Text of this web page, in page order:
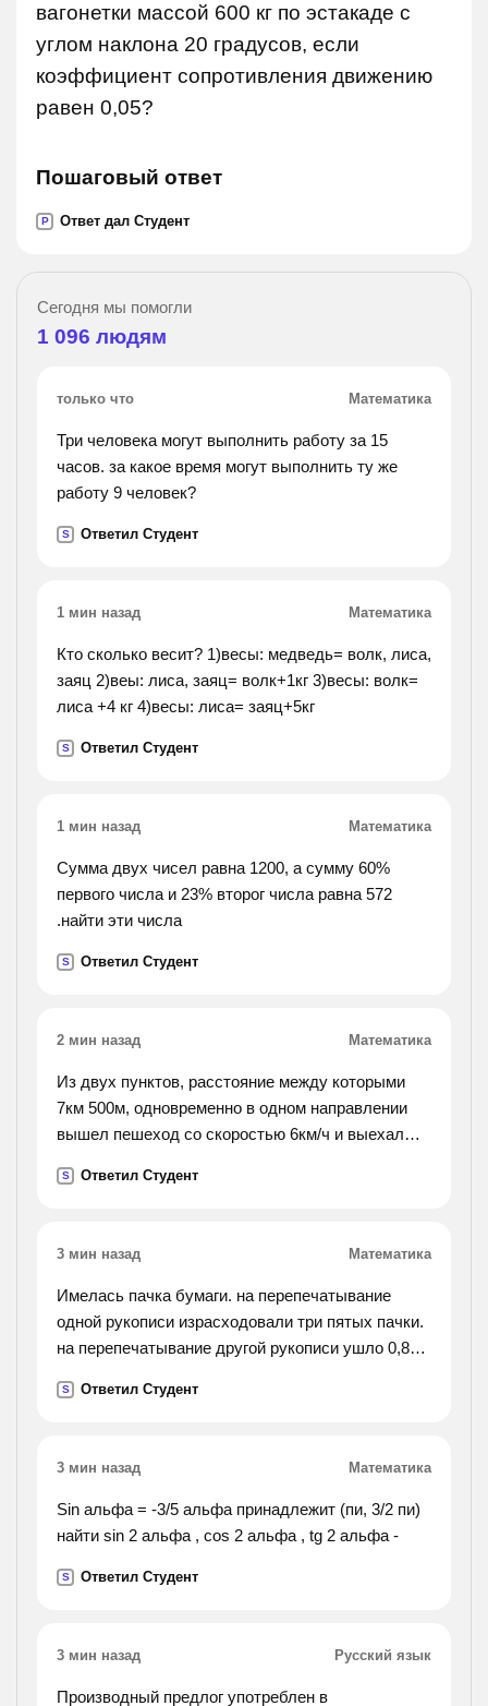
вагонетки массой 600 кг по эстакаде с
углом наклона 20 градусов, если
коэффициент сопротивления движению
равен 0,05?
Пошаговый ответ
P Ответ дал Студент
Сегодня мы помогли
1 096 людям
только что Математика
Три человека могут выполнить работу за 15
часов. за какое время могут выполнить ту же
работу 9 человек?
S Ответил Студент
1 мин назад Математика
Кто сколько весит? 1)весы: медведь= волк, лиса,
заяц 2)веы: лиса, заяц= волк+1кг 3)весы: волк=
лиса +4 кг 4)весы: лиса= заяц+5кг
S Ответил Студент
1 мин назад Математика
Сумма двух чисел равна 1200, а сумму 60%
первого числа и 23% второг числа равна 572
.найти эти числа
S Ответил Студент
2 мин назад Математика
Из двух пунктов, расстояние между которыми
7км 500м, одновременно в одном направлении
вышел пешеход со скоростью 6км/ч и выехал
догнал пешехода через 15мин
S Ответил Студент
3 мин назад Математика
Имелась пачка бумаги. на перепечатывание
одной рукописи израсходовали три пятых пачки.
на перепечатывание другой рукописи ушло 0,8
если после перепечатывания этих 2 рукописей в
S Ответил Студент
3 мин назад Математика
Sin альфа = -3/5 альфа принадлежит (пи, 3/2 пи)
найти sin 2 альфа , cos 2 альфа , tg 2 альфа -
S Ответил Студент
3 мин назад Русский язык
Производный предлог употреблен в